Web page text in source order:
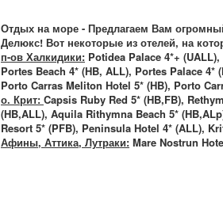
Отдых на море - Предлагаем Вам
Делюкс! Вот некоторые из отелей, на
п-ов Халкидики: Potidea Palace 4*+
Portes Beach 4* (HB, ALL), Portes Palace
Porto Carras Meliton Hotel 5* (HB), Porto
о. Крит: Capsis Ruby Red 5* (HB,FB),
(HB,ALL), Aquila Rithymna Beach 5*
Resort 5* (PFB), Peninsula Hotel 4* (ALL),
Афины, Аттика, Лутраки: Mare Nostrun